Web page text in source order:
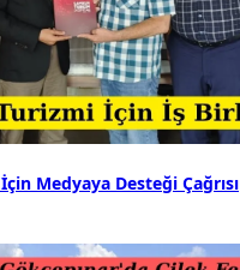
Medyaya Desteği Çağrısı